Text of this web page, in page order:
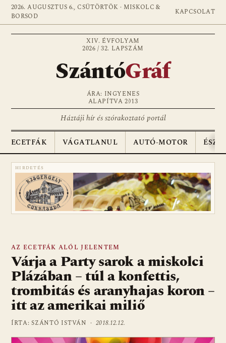
2026. AUGUSZTUS 6., CSÜTÖRTÖK · MISKOLC &
BORSOD
KAPCSOLAT
XIV. ÉVFOLYAM
2026 / 32. LAPSZÁM
SzántóGráf
ÁRA: INGYENES
ALAPÍTVA 2013
Háztáji hír és szórakoztató portál
ECETFÁK VÁGATLANUL AUTÓ-MOTOR
HIRDETÉS
AZ ECETFÁK ALÓL JELENTEM
Várja a Party sarok a miskolci
Plázában – túl a konfettis,
trombitás és aranyhajas koron –
itt az amerikai miliő
ÍRTA: SZÁNTÓ ISTVÁN ·2018.12.12.